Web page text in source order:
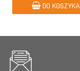
DO KOSZYKA